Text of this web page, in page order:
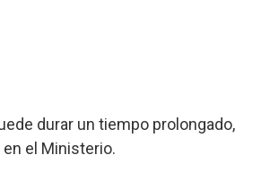
durar un tiempo prolongado,
el Ministerio.